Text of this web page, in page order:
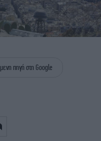
GREEN
iAUTOKINITO
THE OCEAN
πηγή στη Google